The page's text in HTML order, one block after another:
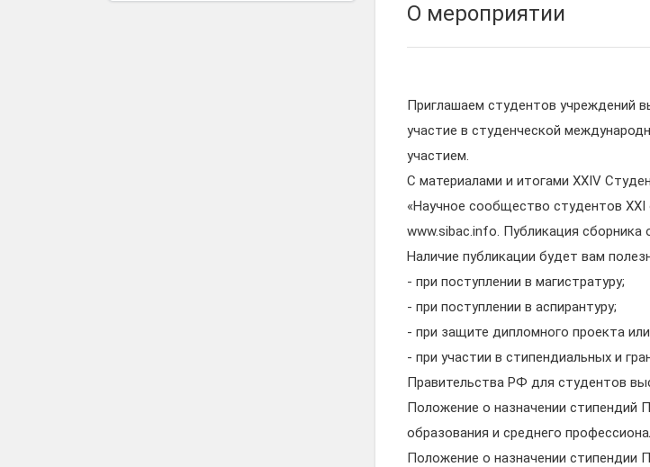
О мероприятии
Приглашаем студентов учреждений
участие в студенческой
участием.
С материалами и итогами XXIV
«Научное сообщество студентов
www.sibac.info. Публикация
Наличие публикации будет вам
- при поступлении в магистратуру;
- при поступлении в аспирантуру;
- при защите дипломного проекта
- при участии в стипендиальных и
Правительства РФ для студентов
Положение о назначении стипендий
образования и среднего
Положение о назначении стипендии